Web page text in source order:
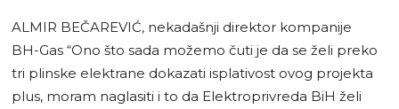
ALMIR BEČAREVIĆ, nekadašnji direktor kompanije
BH-Gas “Ono što sada možemo čuti je da se želi preko
tri plinske elektrane dokazati isplativost ovog projekta
plus, moram naglasiti i to da Elektroprivreda BiH želi